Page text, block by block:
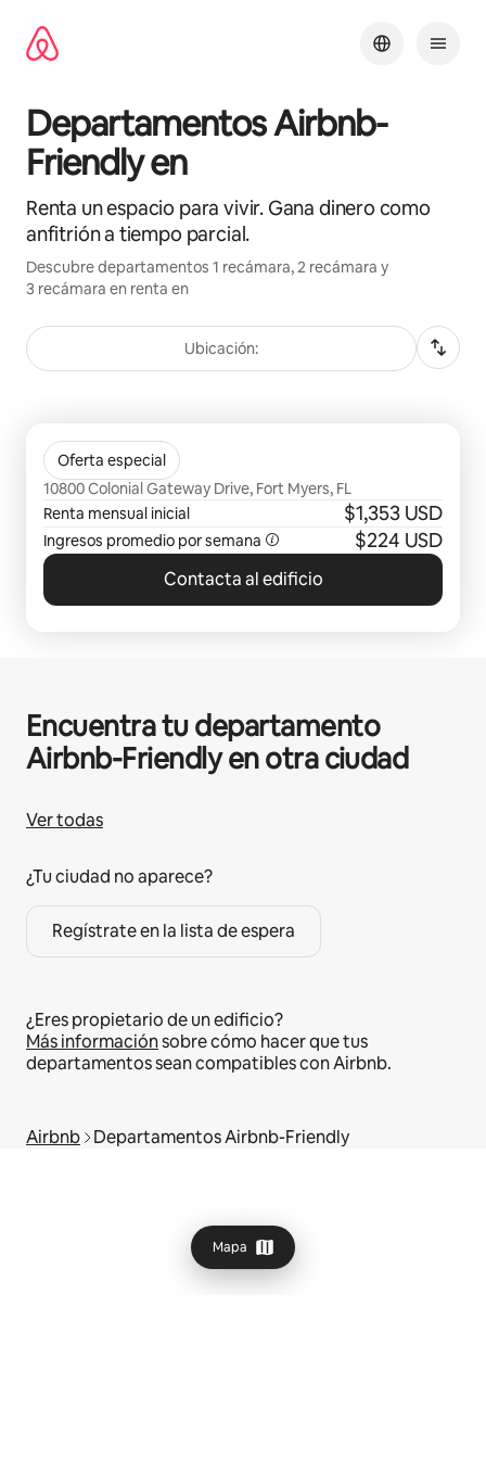
contenido
Departamentos Airbnb-
Friendly en
Renta un espacio para vivir. Gana dinero como
anfitrión a tiempo parcial.
Descubre departamentos 1 recámara, 2 recámara y
3 recámara en renta en
Ubicación:
Oferta especial
The Hendry
10800 Colonial Gateway Drive, Fort Myers, FL
Renta mensual inicial
$1,353 USD
Ingresos promedio por semana $224 USD
Contacta al edificio
Mapa
Encuentra tu departamento
Airbnb-Friendly en otra ciudad
Ver todas
¿Tu ciudad no aparece?
Regístrate en la lista de espera
¿Eres propietario de un edificio?
Más informaciónsobre cómo hacer que tus
departamentos sean compatibles con Airbnb.
Airbnb Departamentos Airbnb-Friendly